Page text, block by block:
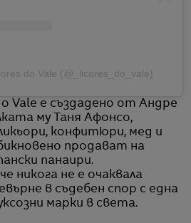
do Vale (@_licores_do_vale)
Vale е създадено от Андре
му Таня Афонсо,
конфитюри, мед и
продават на
панаири.
никога не е очаквала
в съдебен спор с една
марки в света.